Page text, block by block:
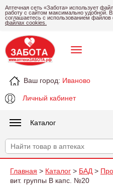
Аптечная сеть «Забота» использует
работу с сайтом максимально удобной.
соглашаетесь с использованием файлов
файлах cookies.
Ваш город: Иваново
Личный кабинет
Каталог
Главная > Каталог > БАД >
вит. группы В капс. №20